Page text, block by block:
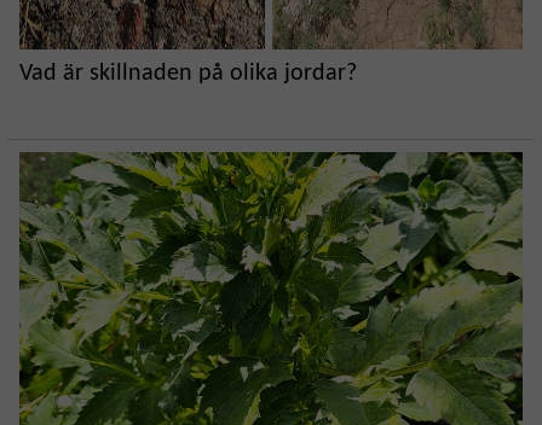
Vad är skillnaden på olika jordar?